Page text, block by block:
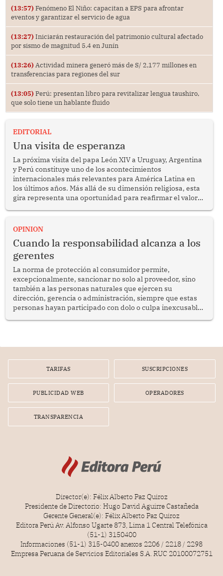
(13:57) Fenómeno El Niño: capacitan a EPS para afrontar
eventos y garantizar el servicio de agua
(13:27) Iniciarán restauración del patrimonio cultural afectado
por sismo de magnitud 5.4 en Junín
(13:26) Actividad minera generó más de S/ 2,177 millones en
transferencias para regiones del sur
(13:05) Perú: presentan libro para revitalizar lengua taushiro,
que solo tiene un hablante fluido
EDITORIAL
Una visita de esperanza
La próxima visita del papa León XIV a Uruguay, Argentina
y Perú constituye uno de los acontecimientos
internacionales más relevantes para América Latina en
los últimos años. Más allá de su dimensión religiosa, esta
gira representa una oportunidad para reafirmar el valor
enfrenta desafíos en materia de desarrollo, cohesión
OPINION
Cuando la responsabilidad alcanza a los
gerentes
La norma de protección al consumidor permite,
excepcionalmente, sancionar no solo al proveedor, sino
también a las personas naturales que ejercen su
dirección, gerencia o administración, siempre que estas
personas hayan participado con dolo o culpa inexcusable
por la frustrada realización de un meet and greet con
TARIFAS SUSCRIPCIONES
PUBLICIDAD WEB OPERADORES
TRANSPARENCIA
Director(e): Félix Alberto Paz Quiroz
Presidente de Directorio: Hugo David Aguirre Castañeda
Gerente General(e): Félix Alberto Paz Quiroz
Editora Perú Av. Alfonso Ugarte 873, Lima 1 Central Telefónica
(51-1) 3150400
Informaciones (51-1) 315-0400 anexos 2206 / 2218 / 2298
Empresa Peruana de Servicios Editoriales S.A. RUC 20100072751